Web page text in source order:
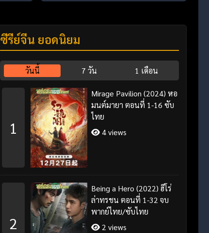
ซีรี่ย์จีน ยอดนิยม
วันนี้ 7 วัน 1 เดือน
1
Mirage Pavilion (2024) หอ
มนต์มายา ตอนที่ 1-16 ซับ
ไทย
4 views
2
Being a Hero (2022) ฮีโร่
ล่าทรชน ตอนที่ 1-32 จบ
พากย์ไทย/ซับไทย
2 views